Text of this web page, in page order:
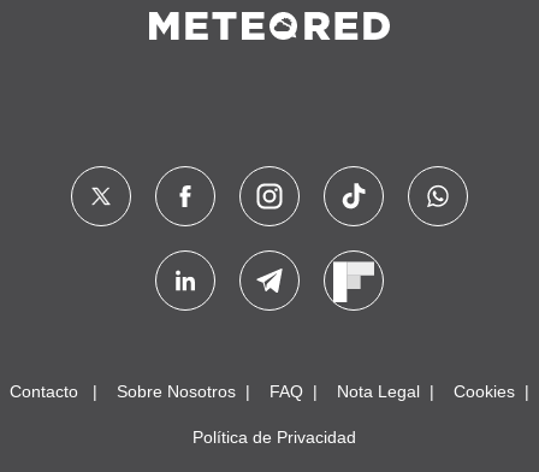
Contacto Sobre Nosotros FAQ Nota Legal Cookies
Política de Privacidad